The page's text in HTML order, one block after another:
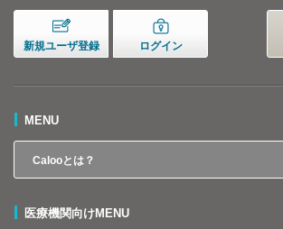
新規ユーザ登録 ログイン
MENU
Calooとは？
医療機関向けMENU